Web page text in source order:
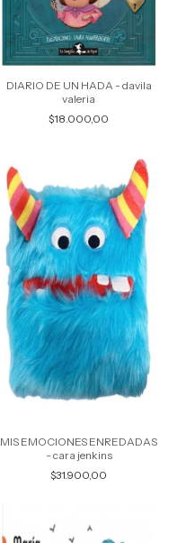
DIARIO DE UN HADA - davila
valeria
$18.000,00
MIS EMOCIONES ENREDADAS
- cara jenkins
$31.900,00